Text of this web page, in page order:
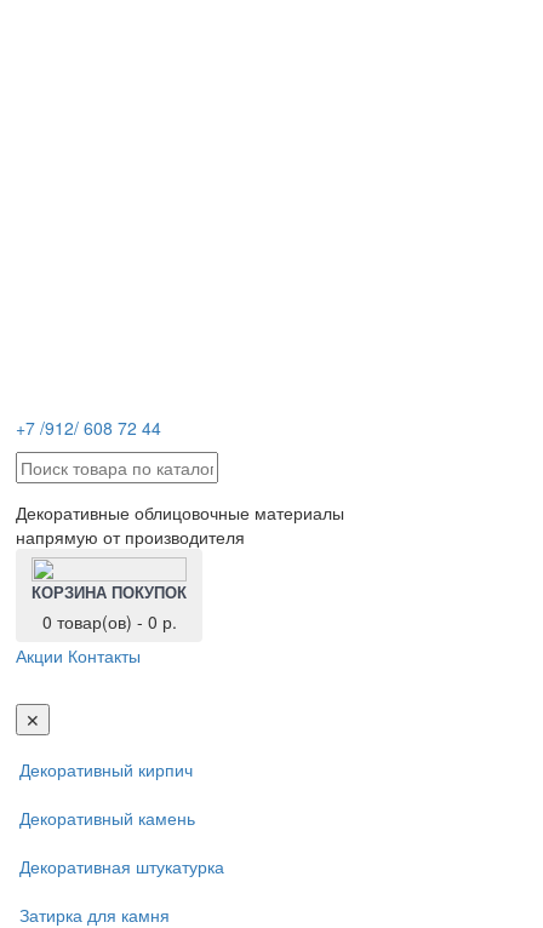
+7 /912/ 608 72 44
Декоративные облицовочные материалы
напрямую от производителя
КОРЗИНА ПОКУПОК
0 товар(ов) - 0 р.
Акции Контакты
✕
Декоративный кирпич
Декоративный камень
Декоративная штукатурка
Затирка для камня